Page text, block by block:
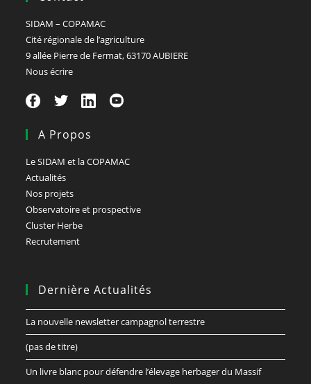
SIDAM – COPAMAC
Cité régionale de l’agriculture
9 allée Pierre de Fermat, 63170 AUBIERE
Nous écrire
A Propos
Le SIDAM et la COPAMAC
Actualités
Nos projets
Observatoire et prospective
Cluster Herbe
Recrutement
Dernière Actualités
La nouvelle newsletter campagnol terrestre
(pas de titre)
Un livre blanc pour défendre l’élevage herbager du Massif